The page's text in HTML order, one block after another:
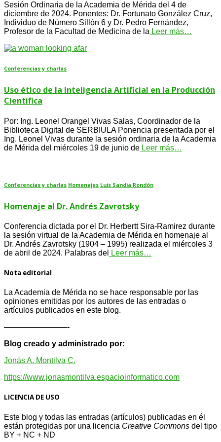
Sesión Ordinaria de la Academia de Mérida del 4 de
diciembre de 2024. Ponentes: Dr. Fortunato González Cruz,
Individuo de Número Sillón 6 y Dr. Pedro Fernández,
Profesor de la Facultad de Medicina de la Leer más…
Conferencias y charlas
Uso ético de la Inteligencia Artificial en la Producción
Científica
Por: Ing. Leonel Orangel Vivas Salas, Coordinador de la
Biblioteca Digital de SERBIULA Ponencia presentada por el
Ing. Leonel Vivas durante la sesión ordinaria de la Academia
de Mérida del miércoles 19 de junio de Leer más…
Conferencias y charlas Homenajes Luis Sandia Rondón
Homenaje al Dr. Andrés Zavrotsky
Conferencia dictada por el Dr. Herbertt Sira-Ramirez durante
la sesión virtual de la Academia de Mérida en homenaje al
Dr. Andrés Zavrotsky (1904 – 1995) realizada el miércoles 3
de abril de 2024. Palabras del
Leer más…
Nota editorial
La Academia de Mérida no se hace responsable por las
opiniones emitidas por los autores de las entradas o
artículos publicados en este blog.
————————-
Blog creado y administrado por:
Jonás A. Montilva C.
https://www.jonasmontilva.espacioinformatico.com
LICENCIA DE USO
Este blog y todas las entradas (artículos) publicadas en él
están protegidas por una licencia Creative Commons del tipo
BY + NC + ND